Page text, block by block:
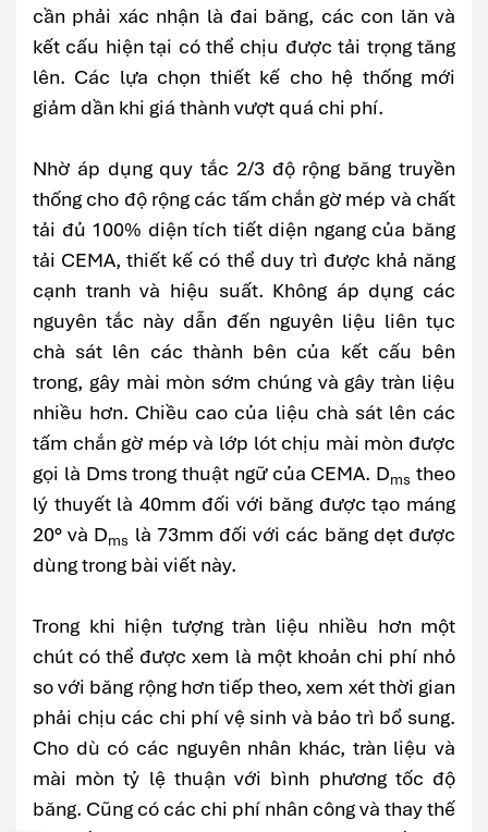
cần phải xác nhận là đai băng, các con lăn và
kết cấu hiện tại có thể chịu được tải trọng tăng
lên. Các lựa chọn thiết kế cho hệ thống mới
giảm dần khi giá thành vượt quá chi phí.
Nhờ áp dụng quy tắc 2/3 độ rộng băng truyền
thống cho độ rộng các tấm chắn gờ mép và chất
tải đủ 100% diện tích tiết diện ngang của băng
tải CEMA, thiết kế có thể duy trì được khả năng
cạnh tranh và hiệu suất. Không áp dụng các
nguyên tắc này dẫn đến nguyên liệu liên tục
chà sát lên các thành bên của kết cấu bên
trong, gây mài mòn sớm chúng và gây tràn liệu
nhiều hơn. Chiều cao của liệu chà sát lên các
tấm chắn gờ mép và lớp lót chịu mài mòn được
gọi là Dms trong thuật ngữ của CEMA. Dms theo
lý thuyết là 40mm đối với băng được tạo máng
20° và Dms là 73mm đối với các băng dẹt được
dùng trong bài viết này.
Trong khi hiện tượng tràn liệu nhiều hơn một
chút có thể được xem là một khoản chi phí nhỏ
so với băng rộng hơn tiếp theo, xem xét thời gian
phải chịu các chi phí vệ sinh và bảo trì bổ sung.
Cho dù có các nguyên nhân khác, tràn liệu và
mài mòn tỷ lệ thuận với bình phương tốc độ
băng. Cũng có các chi phí nhân công và thay thế